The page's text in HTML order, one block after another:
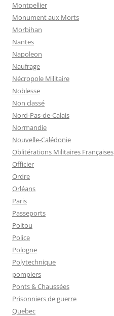
Montpellier
Monument aux Morts
Morbihan
Nantes
Napoleon
Naufrage
Nécropole Militaire
Noblesse
Non classé
Nord-Pas-de-Calais
Normandie
Nouvelle-Calédonie
Oblitérations Militaires Françaises
Officier
Ordre
Orléans
Paris
Passeports
Poitou
Police
Pologne
Polytechnique
pompiers
Ponts & Chaussées
Prisonniers de guerre
Quebec